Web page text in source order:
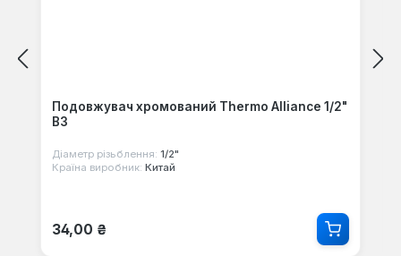
Подовжувач хромований Thermo Alliance 1/2"
ВЗ
Діаметр різьблення: 1/2"
Країна виробник: Китай
Звичайна ціна:
34,00 ₴